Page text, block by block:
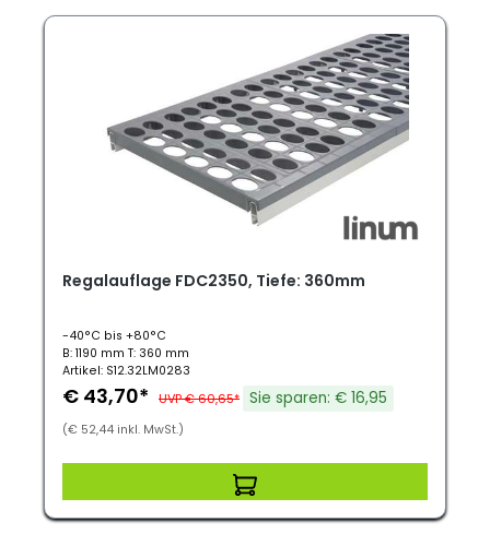
Regalauflage FDC2350, Tiefe: 360mm
-40°C bis +80°C
B: 1190 mm T: 360 mm
Artikel: S12.32LM0283
€ 43,70* UVP € 60,65* Sie sparen: € 16,95
(€ 52,44 inkl. MwSt.)